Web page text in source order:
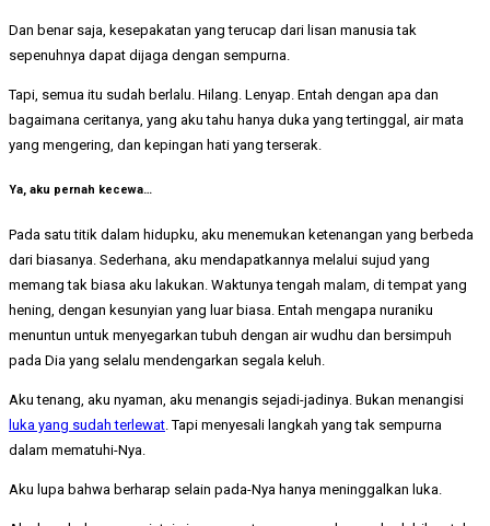
Dan benar saja, kesepakatan yang terucap dari lisan manusia tak
sepenuhnya dapat dijaga dengan sempurna.
Tapi, semua itu sudah berlalu. Hilang. Lenyap. Entah dengan apa dan
bagaimana ceritanya, yang aku tahu hanya duka yang tertinggal, air mata
yang mengering, dan kepingan hati yang terserak.
Ya, aku pernah kecewa…
Pada satu titik dalam hidupku, aku menemukan ketenangan yang berbeda
dari biasanya. Sederhana, aku mendapatkannya melalui sujud yang
memang tak biasa aku lakukan. Waktunya tengah malam, di tempat yang
hening, dengan kesunyian yang luar biasa. Entah mengapa nuraniku
menuntun untuk menyegarkan tubuh dengan air wudhu dan bersimpuh
pada Dia yang selalu mendengarkan segala keluh.
Aku tenang, aku nyaman, aku menangis sejadi-jadinya. Bukan menangisi
luka yang sudah terlewat . Tapi menyesali langkah yang tak sempurna
dalam mematuhi-Nya.
Aku lupa bahwa berharap selain pada-Nya hanya meninggalkan luka.